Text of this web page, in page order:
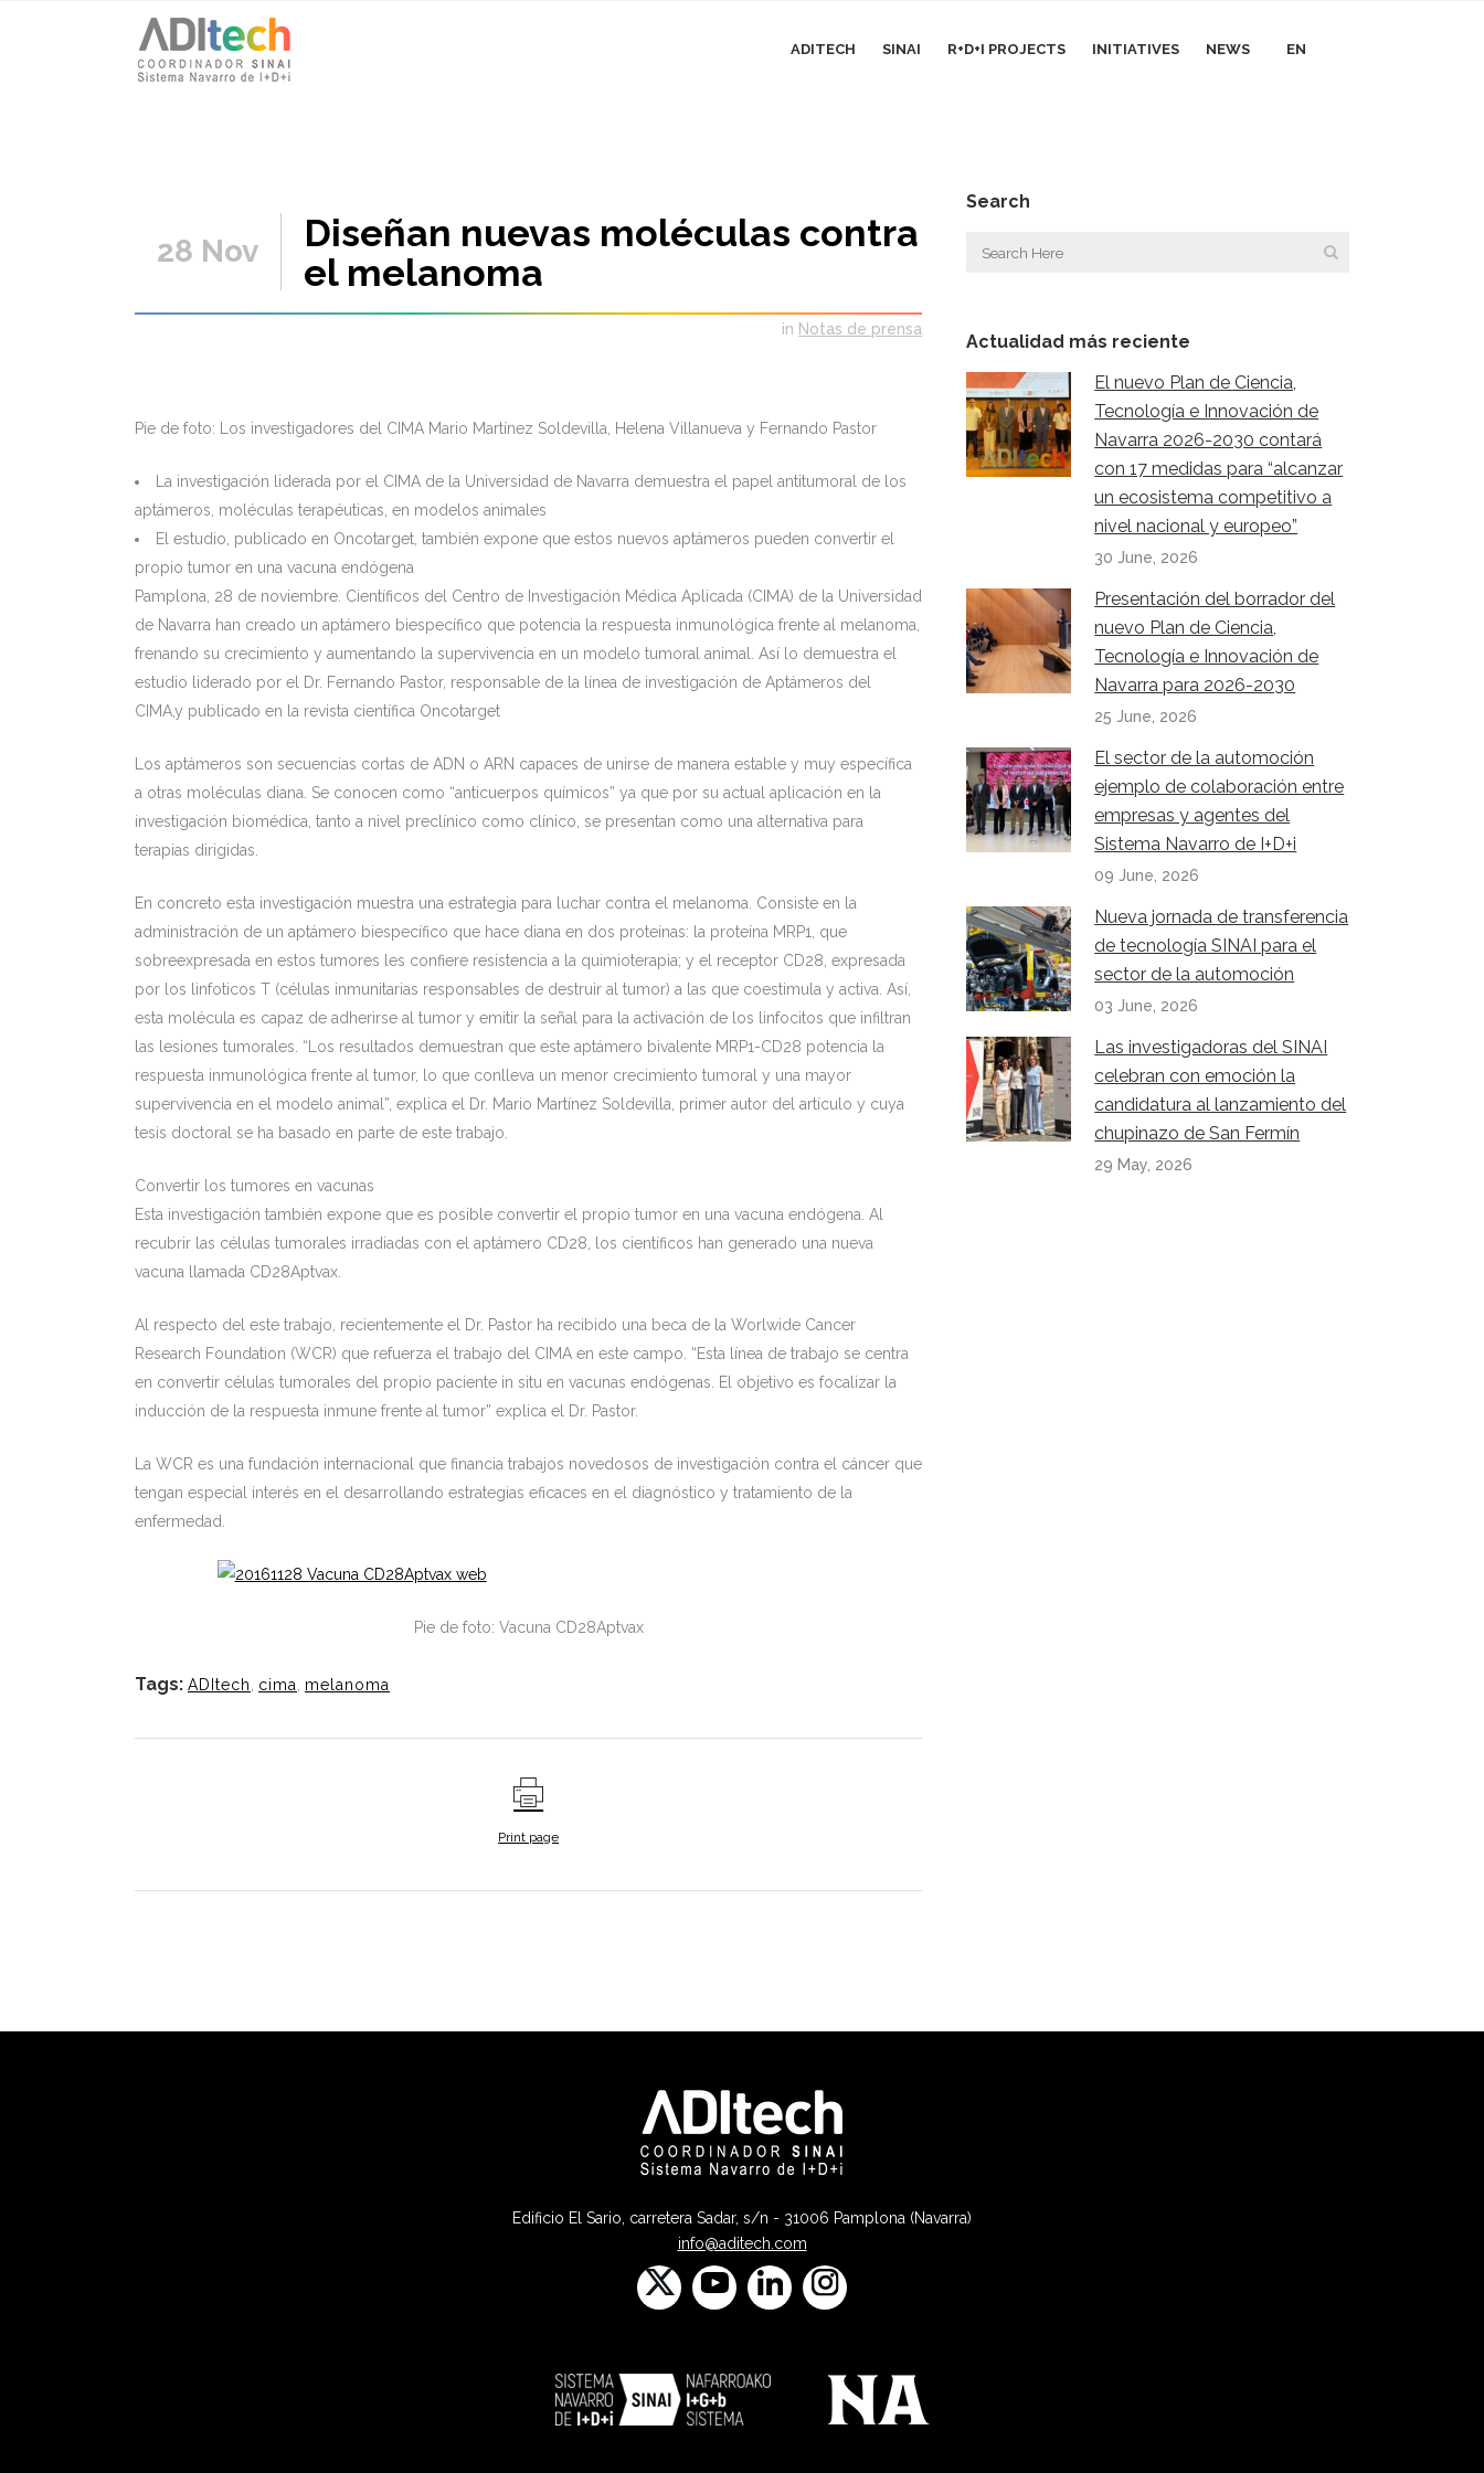
ADITECH SINAI R+D+I PROJECTS INITIATIVES NEWS EN
28 Nov
Diseñan nuevas moléculas contra
el melanoma
in Notas de prensa
Pie de foto: Los investigadores del CIMA Mario Martínez Soldevilla, Helena Villanueva y Fernando Pastor
La investigación liderada por el CIMA de la Universidad de Navarra demuestra el papel antitumoral de los
aptámeros, moléculas terapéuticas, en modelos animales
El estudio, publicado en Oncotarget, también expone que estos nuevos aptámeros pueden convertir el
propio tumor en una vacuna endógena
Pamplona, 28 de noviembre. Científicos del Centro de Investigación Médica Aplicada (CIMA) de la Universidad
de Navarra han creado un aptámero biespecífico que potencia la respuesta inmunológica frente al melanoma,
frenando su crecimiento y aumentando la supervivencia en un modelo tumoral animal. Así lo demuestra el
estudio liderado por el Dr. Fernando Pastor, responsable de la línea de investigación de Aptámeros del
CIMA,y publicado en la revista científica Oncotarget
Los aptámeros son secuencias cortas de ADN o ARN capaces de unirse de manera estable y muy específica
a otras moléculas diana. Se conocen como “anticuerpos químicos” ya que por su actual aplicación en la
investigación biomédica, tanto a nivel preclínico como clínico, se presentan como una alternativa para
terapias dirigidas.
En concreto esta investigación muestra una estrategia para luchar contra el melanoma. Consiste en la
administración de un aptámero biespecífico que hace diana en dos proteínas: la proteína MRP1, que
sobreexpresada en estos tumores les confiere resistencia a la quimioterapia; y el receptor CD28, expresada
por los linfoticos T (células inmunitarias responsables de destruir al tumor) a las que coestimula y activa. Así,
esta molécula es capaz de adherirse al tumor y emitir la señal para la activación de los linfocitos que infiltran
las lesiones tumorales. “Los resultados demuestran que este aptámero bivalente MRP1-CD28 potencia la
respuesta inmunológica frente al tumor, lo que conlleva un menor crecimiento tumoral y una mayor
supervivencia en el modelo animal”, explica el Dr. Mario Martínez Soldevilla, primer autor del artículo y cuya
tesis doctoral se ha basado en parte de este trabajo.
Convertir los tumores en vacunas
Esta investigación también expone que es posible convertir el propio tumor en una vacuna endógena. Al
recubrir las células tumorales irradiadas con el aptámero CD28, los científicos han generado una nueva
vacuna llamada CD28Aptvax.
Al respecto del este trabajo, recientemente el Dr. Pastor ha recibido una beca de la Worlwide Cancer
Research Foundation (WCR) que refuerza el trabajo del CIMA en este campo. “Esta línea de trabajo se centra
en convertir células tumorales del propio paciente in situ en vacunas endógenas. El objetivo es focalizar la
inducción de la respuesta inmune frente al tumor” explica el Dr. Pastor.
La WCR es una fundación internacional que financia trabajos novedosos de investigación contra el cáncer que
tengan especial interés en el desarrollando estrategias eficaces en el diagnóstico y tratamiento de la
enfermedad.
Pie de foto: Vacuna CD28Aptvax
Tags: ADItech cima melanoma
Print page
Search
Actualidad más reciente
El nuevo Plan de Ciencia,
Tecnología e Innovación de
Navarra 2026-2030 contará
con 17 medidas para “alcanzar
un ecosistema competitivo a
nivel nacional y europeo”
30 June, 2026
Presentación del borrador del
nuevo Plan de Ciencia,
Tecnología e Innovación de
Navarra para 2026-2030
25 June, 2026
El sector de la automoción
ejemplo de colaboración entre
empresas y agentes del
Sistema Navarro de I+D+i
09 June, 2026
Nueva jornada de transferencia
de tecnología SINAI para el
sector de la automoción
03 June, 2026
Las investigadoras del SINAI
celebran con emoción la
candidatura al lanzamiento del
chupinazo de San Fermín
29 May, 2026
Edificio El Sario, carretera Sadar, s/n - 31006 Pamplona (Navarra)
info@aditech.com